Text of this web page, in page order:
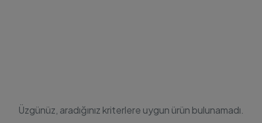
Üzgünüz, aradığınız kriterlere uygun ürün bulunamadı.